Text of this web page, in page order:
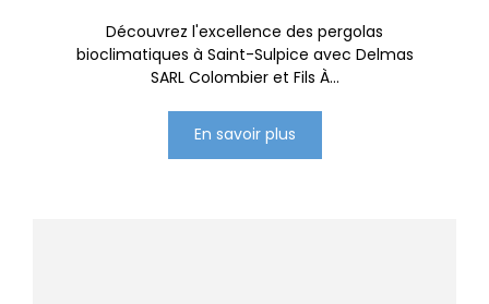
Découvrez l'excellence des pergolas
bioclimatiques à Saint-Sulpice avec Delmas
SARL Colombier et Fils À...
En savoir plus